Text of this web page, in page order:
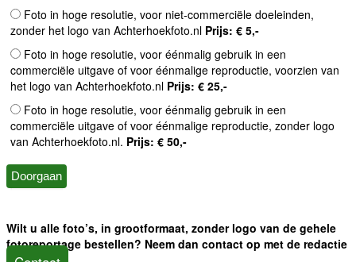
Foto in hoge resolutie, voor niet-commerciële doeleinden,
zonder het logo van Achterhoekfoto.nl Prijs: € 5,-
Foto in hoge resolutie, voor éénmalig gebruik in een
commerciële uitgave of voor éénmalige reproductie, voorzien van
het logo van Achterhoekfoto.nl Prijs: € 25,-
Foto in hoge resolutie, voor éénmalig gebruik in een
commerciële uitgave of voor éénmalige reproductie, zonder logo
van Achterhoekfoto.nl. Prijs: € 50,-
Wilt u alle foto’s, in grootformaat, zonder logo van de gehele
fotoreportage bestellen? Neem dan contact op met de redactie